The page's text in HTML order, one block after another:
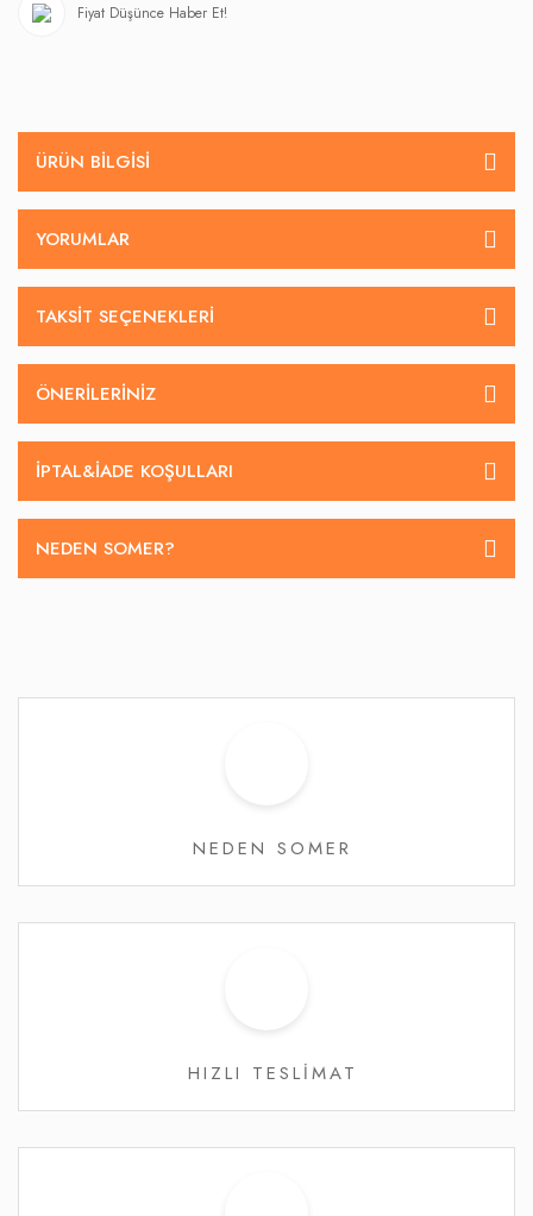
Fiyat Düşünce Haber Et!
ÜRÜN BILGISI
YORUMLAR
TAKSIT SEÇENEKLERI
ÖNERILERINIZ
İPTAL&IADE KOŞULLARI
NEDEN SOMER?
NEDEN SOMER
HIZLI TESLİMAT